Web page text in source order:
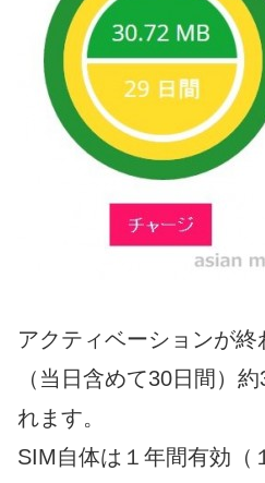
アクティベーションが終
（当日含めて30日間）
れます。
SIM自体は１年間有効（